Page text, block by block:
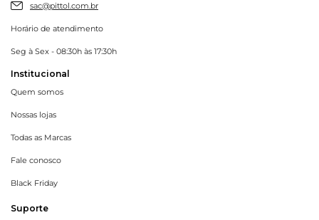
sac@pittol.com.br
Horário de atendimento
Seg à Sex - 08:30h às 17:30h
Institucional
Quem somos
Nossas lojas
Todas as Marcas
Fale conosco
Black Friday
Suporte